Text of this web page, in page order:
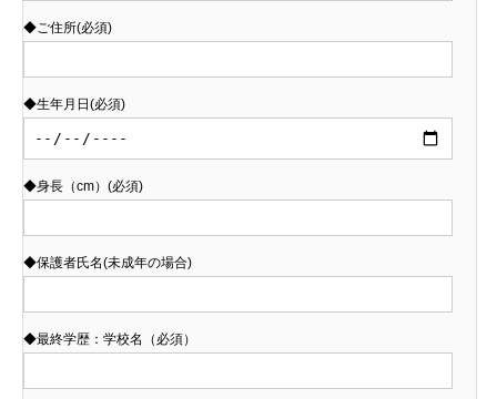
◆ご住所(必須)
◆生年月日(必須)
◆身長（cm）(必須)
◆保護者氏名(未成年の場合)
◆最終学歴：学校名（必須）